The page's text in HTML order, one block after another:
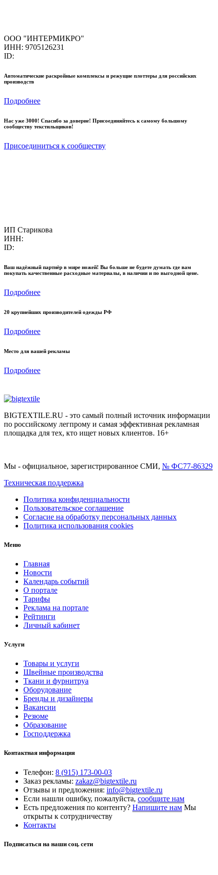
ООО "ИНТЕРМИКРО"
ИНН: 9705126231
ID:
Автоматические раскройные комплексы и режущие плоттеры для российских
производств
Подробнее
Нас уже 3000! Спасибо за доверие! Присоединяйтесь к самому большому
сообществу текстильщиков!
Присоединиться к сообществу
ИП Старикова
ИНН:
ID:
Ваш надёжный партнёр в мире ножей! Вы больше не будете думать где вам
покупать качественные расходные материалы, в наличии и по выгодной цене.
Подробнее
20 крупнейших производителей одежды РФ
Подробнее
Место для вашей рекламы
Подробнее
BIGTEXTILE.RU - это самый полный источник информации
по российскому легпрому и самая эффективная рекламная
площадка для тех, кто ищет новых клиентов. 16+
Мы - официальное, зарегистрированное СМИ, № ФС77-86329
Техническая поддержка
Политика конфиденциальности
Пользовательское соглашение
Согласие на обработку персональных данных
Политика использования cookies
Меню
Главная
Новости
Календарь событий
О портале
Тарифы
Реклама на портале
Рейтинги
Личный кабинет
Услуги
Товары и услуги
Швейные производства
Ткани и фурнитруа
Оборудование
Бренды и дизайнеры
Вакансии
Резюме
Образование
Господдержка
Контактная информация
Телефон: 8 (915) 173-00-03
Заказ рекламы: zakaz@bigtextile.ru
Отзывы и предложения: info@bigtextile.ru
Если нашли ошибку, пожалуйста, сообщите нам
Есть предложения по контенту? Напишите нам Мы
открыты к сотрудничеству
Контакты
Подписаться на наши соц. сети